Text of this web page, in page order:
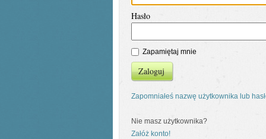
Hasło
Zapamiętaj mnie
Zaloguj
Zapomniałeś nazwę użytkownika lub
Nie masz użytkownika?
Załóż konto!